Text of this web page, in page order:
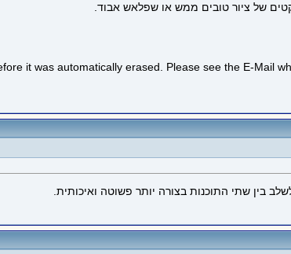
של ציור טובים ממש או שפלאש אבוד.
it was automatically erased. Please see the E-Mail
בין שתי התוכנות בצורה יותר פשוטה ואיכותית.